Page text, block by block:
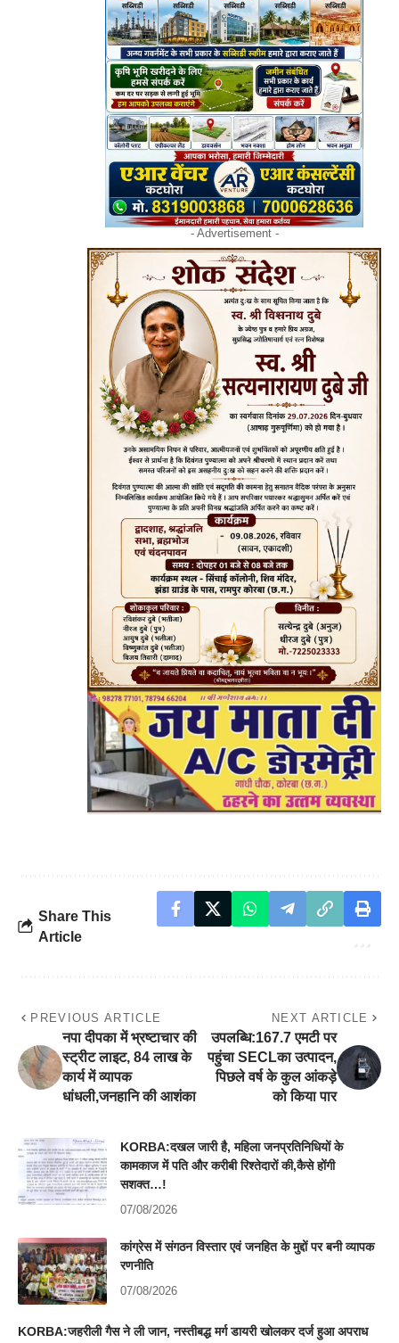
- Advertisement -
Share This
Article
PREVIOUS ARTICLE
नपा दीपका में भ्रष्टाचार की
स्ट्रीट लाइट, 84 लाख के
कार्य में व्यापक
धांधली,जनहानि की आशंका
NEXT ARTICLE
उपलब्धि:167.7 एमटी पर
पहुंचा SECLका उत्पादन,
पिछले वर्ष के कुल आंकड़े
को किया पार
KORBA:दखल जारी है, महिला जनप्रतिनिधियों के
कामकाज में पति और करीबी रिश्तेदारों की,कैसे होंगी
सशक्त…!
07/08/2026
कांग्रेस में संगठन विस्तार एवं जनहित के मुद्दों पर बनी व्यापक
रणनीति
07/08/2026
KORBA:जहरीली गैस ने ली जान, नस्तीबद्ध मर्ग डायरी खोलकर दर्ज हुआ अपराध